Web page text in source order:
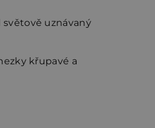
světově uznávaný
křupavé a